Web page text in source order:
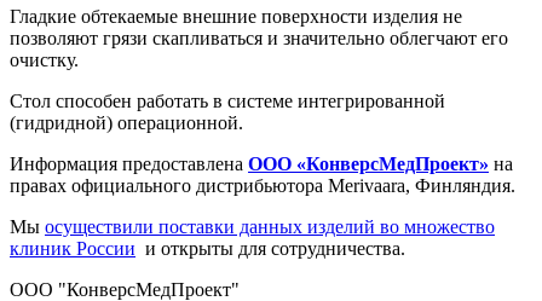
Гладкие обтекаемые внешние поверхности изделия не
позволяют грязи скапливаться и значительно облегчают его
очистку.
Стол способен работать в системе интегрированной
(гидридной) операционной.
Информация предоставлена ООО «КонверсМедПроект» на
правах официального дистрибьютора Merivaara, Финляндия.
Мы осуществили поставки данных изделий во множество
клиник России и открыты для сотрудничества.
ООО "КонверсМедПроект"